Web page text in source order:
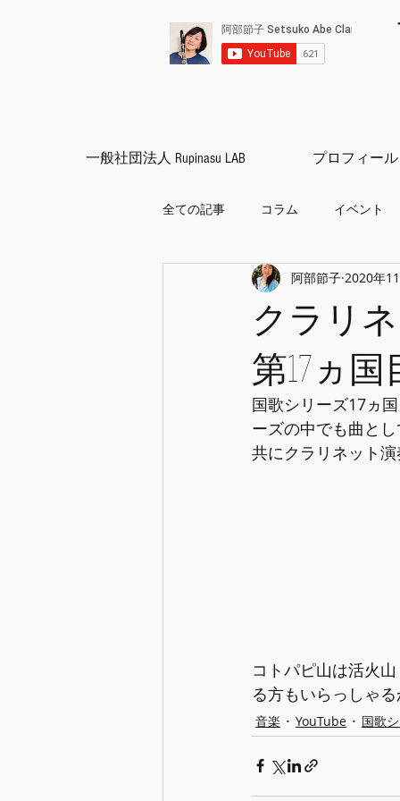
一般社団法人 Rupinasu LAB プロフィール
全ての記事 コラム イベント
クラリネット 練習方法
クラリ
第17ヵ
阿部節子 2020年
国歌シリーズ17ヵ
ーズの中でも曲と
共にクラリネット
コトパピ山は活火
る方もいらっしゃ
音楽 YouTube 国歌